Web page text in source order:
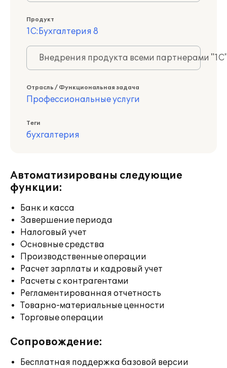
Продукт
1С:Бухгалтерия 8
Внедрения продукта всеми партнерами
Отрасль / Функциональная задача
Профессиональные услуги
Теги
бухгалтерия
Автоматизированы следующие
функции:
Банк и касса
Завершение периода
Налоговый учет
Основные средства
Производственные операции
Расчет зарплаты и кадровый учет
Расчеты с контрагентами
Регламентированная отчетность
Товарно-материальные ценности
Торговые операции
Сопровождение:
Бесплатная поддержка базовой версии